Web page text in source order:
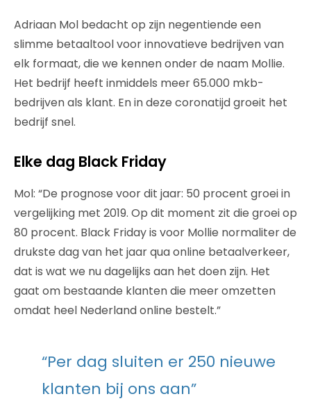
Adriaan Mol bedacht op zijn negentiende een
slimme betaaltool voor innovatieve bedrijven van
elk formaat, die we kennen onder de naam Mollie.
Het bedrijf heeft inmiddels meer 65.000 mkb-
bedrijven als klant. En in deze coronatijd groeit het
bedrijf snel.
Elke dag Black Friday
Mol: “De prognose voor dit jaar: 50 procent groei in
vergelijking met 2019. Op dit moment zit die groei op
80 procent. Black Friday is voor Mollie normaliter de
drukste dag van het jaar qua online betaalverkeer,
dat is wat we nu dagelijks aan het doen zijn. Het
gaat om bestaande klanten die meer omzetten
omdat heel Nederland online bestelt.”
“Per dag sluiten er 250 nieuwe
klanten bij ons aan”